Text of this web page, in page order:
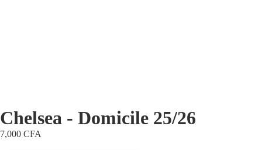
Chelsea - Domicile 25/26
7,000 CFA